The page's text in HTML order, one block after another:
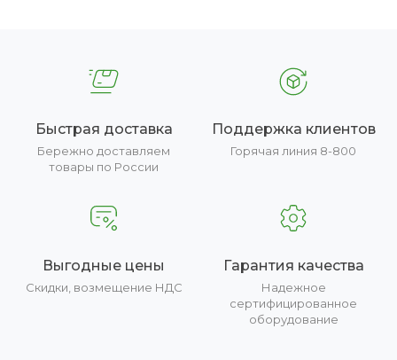
Быстрая доставка
Бережно доставляем
товары по России
Поддержка клиентов
Горячая линия 8-800
Выгодные цены
Скидки, возмещение НДС
Гарантия качества
Надежное
сертифицированное
оборудование